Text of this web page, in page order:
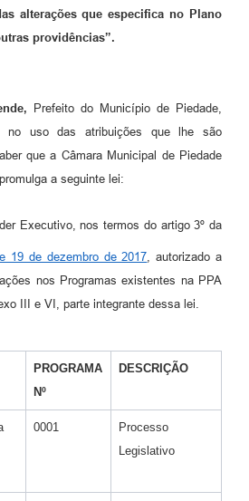
alterações que especifica no Plano
providências”.
Prefeito do Município de Piedade,
no uso das atribuições que lhe são
que a Câmara Municipal de Piedade
a seguinte lei:
Executivo, nos termos do artigo 3º da
19 de dezembro de 2017 , autorizado a
nos Programas existentes na PPA
III e VI, parte integrante dessa lei.
PROGRAMA
Nº
DESCRIÇÃO
0001
Processo
Legislativo